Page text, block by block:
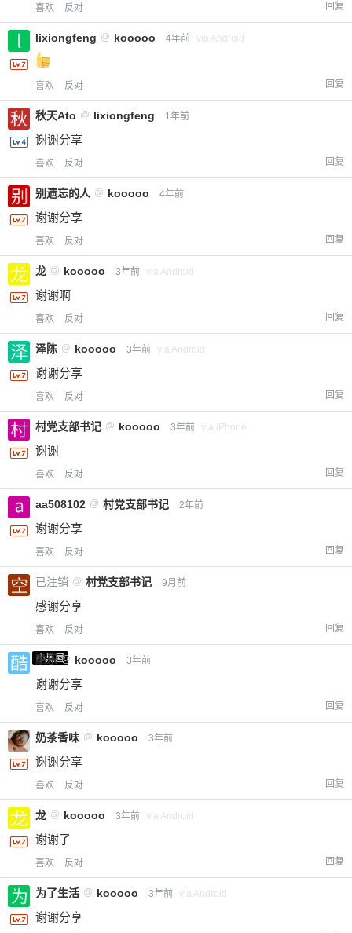
立刻支付
喜欢 反对 回复
lixiongfeng @ kooooo 4年前 via Android
喜欢 反对 回复
秋天Ato @ lixiongfeng 1年前
谢谢分享
喜欢 反对 回复
别遗忘的人 @ kooooo 4年前
谢谢分享
喜欢 反对 回复
龙 @ kooooo 3年前 via Android
谢谢啊
喜欢 反对 回复
泽陈 @ kooooo 3年前 via Android
谢谢分享
喜欢 反对 回复
村党支部书记 @ kooooo 3年前 via iPhone
谢谢
喜欢 反对 回复
aa508102 @ 村党支部书记 2年前
谢谢分享
喜欢 反对 回复
已注销 @ 村党支部书记 9月前
感谢分享
喜欢 反对 回复
小黑屋
酷乐 @ kooooo 3年前
谢谢分享
喜欢 反对 回复
奶茶香味 @ kooooo 3年前
谢谢分享
喜欢 反对 回复
龙 @ kooooo 3年前 via Android
谢谢了
喜欢 反对 回复
为了生活 @ kooooo 3年前 via Android
谢谢分享
您没有权限发布内容，请购买会员或者提升权
限。
忘记密码？找回 已有帐号？登录